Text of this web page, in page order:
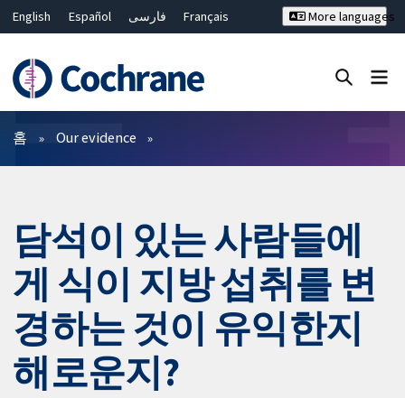
English Español فارسی
Français
Bahasa Malaysia
ไทย
繁體中文
简体中文
More languages
필터
홈 Our evidence
담석이 있는 사람들에
게 식이 지방 섭취를 변
경하는 것이 유익한지
해로운지?